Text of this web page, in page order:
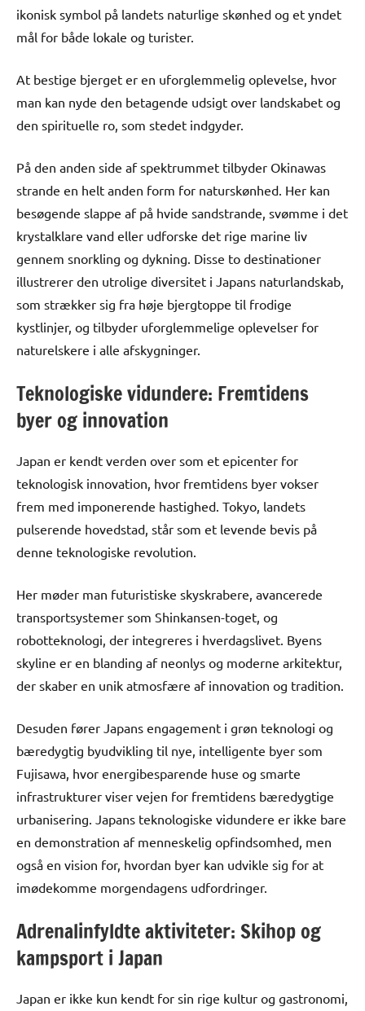
ikonisk symbol på landets naturlige skønhed og et yndet
mål for både lokale og turister.
At bestige bjerget er en uforglemmelig oplevelse, hvor
man kan nyde den betagende udsigt over landskabet og
den spirituelle ro, som stedet indgyder.
På den anden side af spektrummet tilbyder Okinawas
strande en helt anden form for naturskønhed. Her kan
besøgende slappe af på hvide sandstrande, svømme i det
krystalklare vand eller udforske det rige marine liv
gennem snorkling og dykning. Disse to destinationer
illustrerer den utrolige diversitet i Japans naturlandskab,
som strækker sig fra høje bjergtoppe til frodige
kystlinjer, og tilbyder uforglemmelige oplevelser for
naturelskere i alle afskygninger.
Teknologiske vidundere: Fremtidens
byer og innovation
Japan er kendt verden over som et epicenter for
teknologisk innovation, hvor fremtidens byer vokser
frem med imponerende hastighed. Tokyo, landets
pulserende hovedstad, står som et levende bevis på
denne teknologiske revolution.
Her møder man futuristiske skyskrabere, avancerede
transportsystemer som Shinkansen-toget, og
robotteknologi, der integreres i hverdagslivet. Byens
skyline er en blanding af neonlys og moderne arkitektur,
der skaber en unik atmosfære af innovation og tradition.
Desuden fører Japans engagement i grøn teknologi og
bæredygtig byudvikling til nye, intelligente byer som
Fujisawa, hvor energibesparende huse og smarte
infrastrukturer viser vejen for fremtidens bæredygtige
urbanisering. Japans teknologiske vidundere er ikke bare
en demonstration af menneskelig opfindsomhed, men
også en vision for, hvordan byer kan udvikle sig for at
imødekomme morgendagens udfordringer.
Adrenalinfyldte aktiviteter: Skihop og
kampsport i Japan
Japan er ikke kun kendt for sin rige kultur og gastronomi,